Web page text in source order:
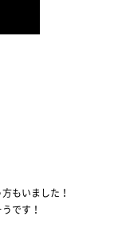
もいました！
です！